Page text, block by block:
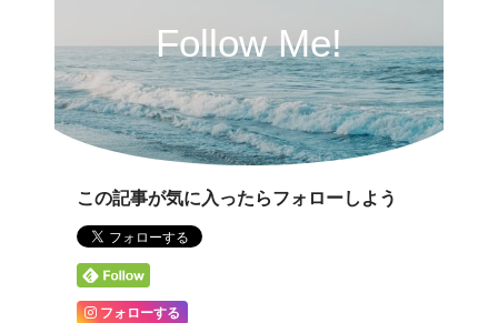
Follow Me!
この記事が気に入ったらフォローしよう
フォローする